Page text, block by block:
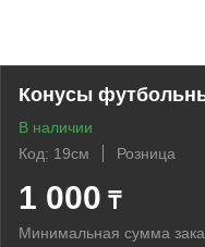
Конусы
В наличии
Код: 19см
Розница
1 000 ₸
Минимальная сумма